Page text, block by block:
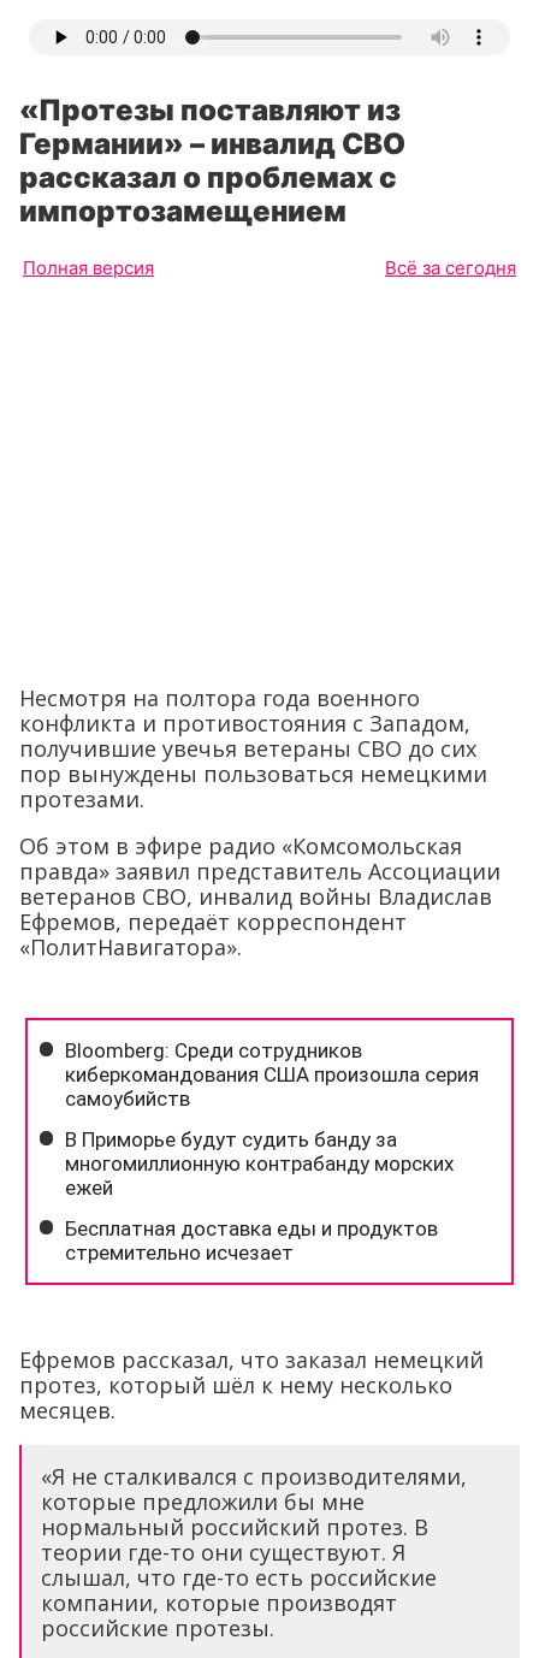
«Протезы поставляют из
Германии» – инвалид СВО
рассказал о проблемах с
импортозамещением
Полная версия Всё за сегодня
Несмотря на полтора года военного
конфликта и противостояния с Западом,
получившие увечья ветераны СВО до сих
пор вынуждены пользоваться немецкими
протезами.
Об этом в эфире радио «Комсомольская
правда» заявил представитель Ассоциации
ветеранов СВО, инвалид войны Владислав
Ефремов, передаёт корреспондент
«ПолитНавигатора».
Ефремов рассказал, что заказал немецкий
протез, который шёл к нему несколько
месяцев.
«Я не сталкивался с производителями,
которые предложили бы мне
нормальный российский протез. В
теории где-то они существуют. Я
слышал, что где-то есть российские
компании, которые производят
российские протезы.